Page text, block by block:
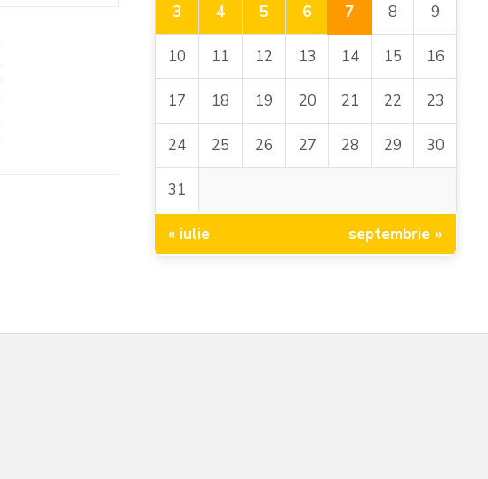
3 4 5 6 7 8 9
10 11 12 13 14 15 16
17 18 19 20 21 22 23
24 25 26 27 28 29 30
31
« iulie septembrie »